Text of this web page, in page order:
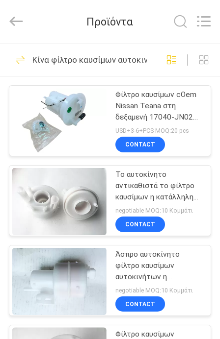
ΑΡΧΙΚΉ
ΣΕΛΊΔΑ
ΠΡΟΪΌΝΤΑ
ΣΧΕΤΙΚΆ
ΕΜΆΣ
ΕΡΓΟΣΤΆΣΙΟ
ΠΕΡΙΉΓΗΣΗ
ΠΟΙΟΤΙΚΌΣ
ΈΛΕΓΧΟΣ
ΕΠΙΚΟΙΝΩΝΉΣΤΕ
ΜΑΖΊ
ΜΑΣ
Parts
Rights
Συνέλευση αντλιών
καυσίμων
173
Συνέλευση
ενότητας αντλιών
καυσίμων
45
Αντλία καυσίμων
αυτοκινήτων
Προϊόντα
Κίνα φίλτρο καυσίμων αυτοκινήτων
Φίλτρο καυσίμων cOem
Nissan Teana στη
δεξαμενή 17040-JN02A
17040JN02A 17040
JN02A
USD+3-6+PCS MOQ:20 pcs
CONTACT
Το αυτοκίνητο
αντικαθιστά το φίλτρο
καυσίμων η κατάλληλη
Nissan Qashqai 17040-
BR00A 17040-JD00A
17040-JD02A
negotiable MOQ:10 Κομμάτι
CONTACT
Άσπρο αυτοκίνητο
φίλτρο καυσίμων
αυτοκινήτων η
κατάλληλη Honda
16010-θάλασσα-010
αυτόματα φίλτρα
negotiable MOQ:10 Κομμάτι
CONTACT
Φίλτρο καυσίμων